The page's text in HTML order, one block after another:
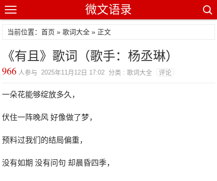
微文语录
当前位置：首页 »歌词大全 » 正文
《有且》歌词（歌手：杨丞琳）
966 人参与 2025年11月12日 17:02 分类 : 歌词大全 评论
一朵花能够绽放多久，
伏住一阵晚风 好像做了梦，
预料过我们的结局偏重，
没有如期 没有问句 却晨昏四季，